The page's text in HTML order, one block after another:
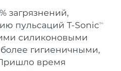
загрязнений,
пульсаций T-SonicTM
силиконовыми
гигиеничными,
время
Men
aging massage
eyes & lips
line smoothing device
and red light therapy
silicone sonic toothbrush
LED-процедуры
NEW
Ожидаемая дата доставки
Ожидаемая дата доставки
11.08.2026